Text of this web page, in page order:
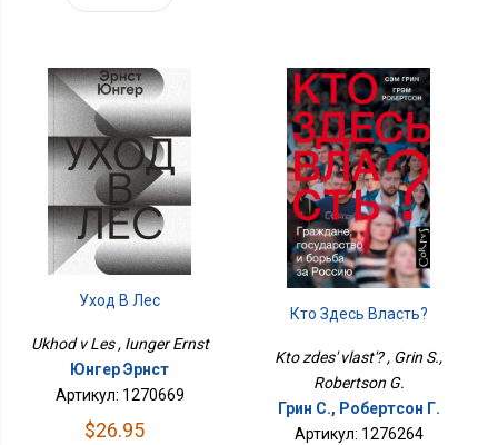
Уход В Лес
Ukhod v Les , Iunger Ernst
Юнгер Эрнст
Артикул: 1270669
$26.95
Кто Здесь Власть?
Kto zdes' vlast'? , Grin S.,
Robertson G.
Грин С., Робертсон Г.
Артикул: 1276264